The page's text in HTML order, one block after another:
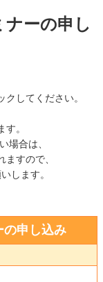
ナーの申し
してください。
。
場合は、
すので、
します。
の申し込み